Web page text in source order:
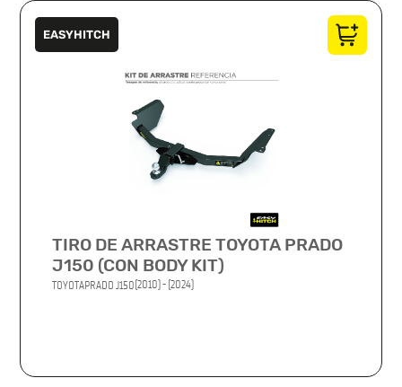
EASYHITCH
TIRO DE ARRASTRE TOYOTA PRADO
J150 (CON BODY KIT)
TOYOTAPRADO J150(2010) - (2024)